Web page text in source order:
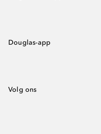
Douglas-app
Volg ons